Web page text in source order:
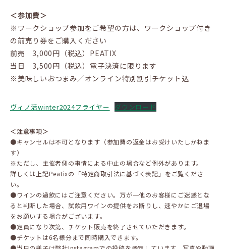
＜参加費＞
※ワークショップ参加をご希望の方は、ワークショップ付き
の前売り券をご購入ください
前売 3,000円（税込）PEATIX
当日 3,500円（税込）電子決済に限ります
※美味しいおつまみ／オンライン特別割引チケット込
ヴィノ活winter2024フライヤー ダウンロード
＜注意事項＞
●キャンセルは不可となります（参加費の返金はお受けいたしかねま
す）
※ただし、主催者側の事情による中止の場合など例外があります。
詳しくは上記Peatixの「特定商取引法に基づく表記」をご覧くださ
い。
●ワインの過飲にはご注意ください。万が一他のお客様にご迷惑とな
ると判断した場合、試飲用ワインの提供をお断りし、速やかにご退場
をお願いする場合がございます。
●定員になり次第、チケット販売を終了させていただきます。
●チケットは6名様分まで同時購入できます。